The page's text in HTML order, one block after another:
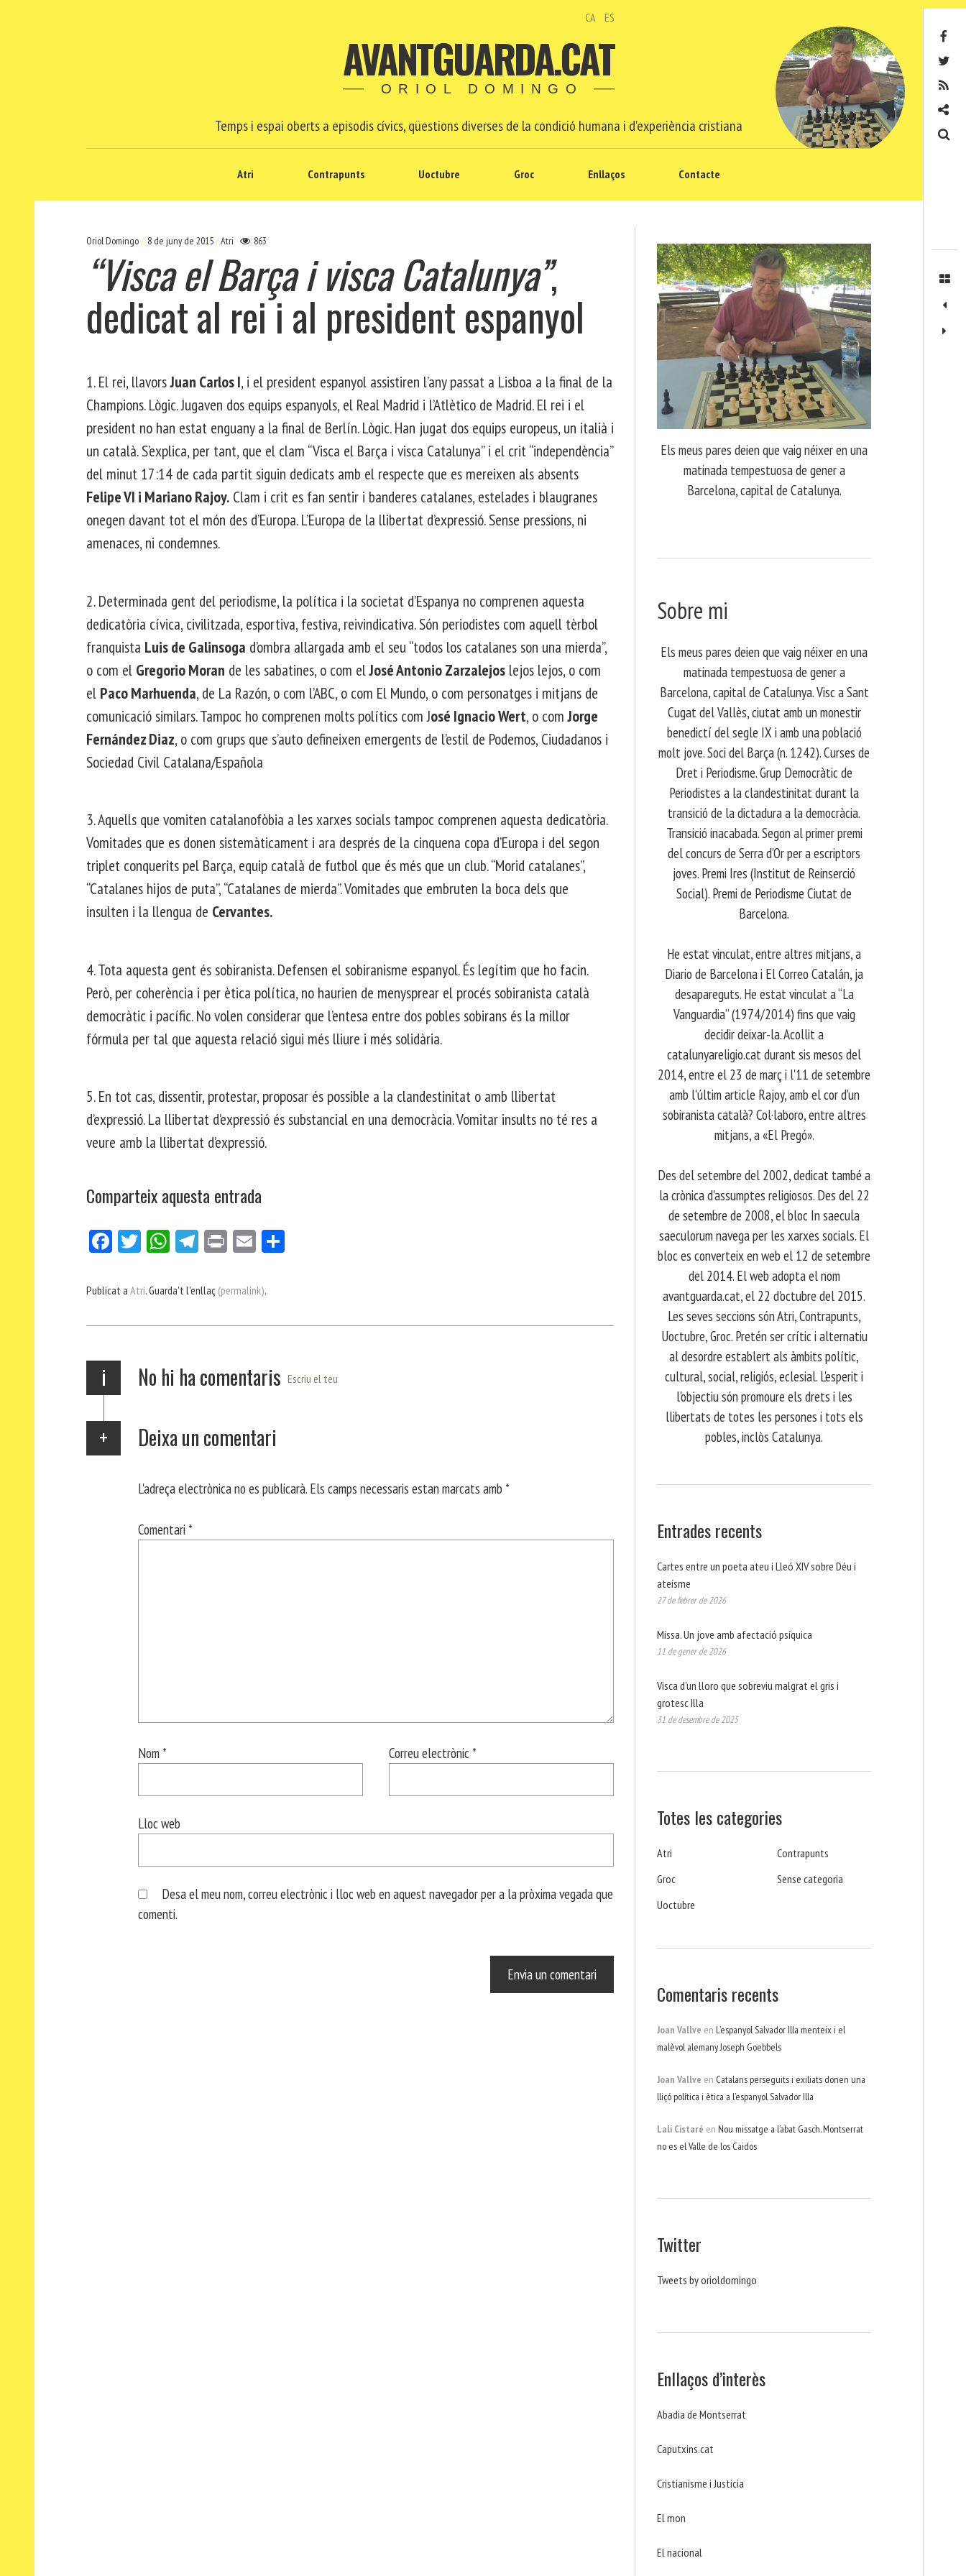
CA ES
AVANTGUARDA.CAT
ORIOL DOMINGO
Temps i espai oberts a episodis cívics, qüestions diverses de la condició humana i d'experiència cristiana
Atri Contrapunts Uoctubre Groc Enllaços Contacte
Oriol Domingo 8 de juny de 2015 Atri 863
“Visca el Barça i visca Catalunya”,
dedicat al rei i al president espanyol
1. El rei, llavorsJuan Carlos I, i el president espanyol assistiren l’any passat a Lisboa a la final de la
Champions. Lògic. Jugaven dos equips espanyols, el Real Madrid i l’Atlètico de Madrid. El rei i el
president no han estat enguany a la final de Berlín. Lògic. Han jugat dos equips europeus, un italià i
un català. S’explica, per tant, que el clam “Visca el Barça i visca Catalunya” i el crit “independència”
del minut 17:14 de cada partit siguin dedicats amb el respecte que es mereixen als absents
Felipe VI i Mariano Rajoy. Clam i crit es fan sentir i banderes catalanes, estelades i blaugranes
onegen davant tot el món des d’Europa. L’Europa de la llibertat d’expressió. Sense pressions, ni
amenaces, ni condemnes.
2. Determinada gent del periodisme, la política i la societat d’Espanya no comprenen aquesta
dedicatòria cívica, civilitzada, esportiva, festiva, reivindicativa. Són periodistes com aquell tèrbol
franquista Luis de Galinsoga d’ombra allargada amb el seu “todos los catalanes son una mierda”,
o com el Gregorio Moran de les sabatines, o com elJosé Antonio Zarzalejos lejos lejos, o com
el Paco Marhuenda, de La Razón, o com l’ABC, o com El Mundo, o com personatges i mitjans de
comunicació similars. Tampoc ho comprenen molts polítics com José Ignacio Wert, o comJorge
Fernández Diaz, o com grups que s’auto defineixen emergents de l’estil de Podemos, Ciudadanos i
Sociedad Civil Catalana/Española
3. Aquells que vomiten catalanofòbia a les xarxes socials tampoc comprenen aquesta dedicatòria.
Vomitades que es donen sistemàticament i ara després de la cinquena copa d’Europa i del segon
triplet conquerits pel Barça, equip català de futbol que és més que un club. “Morid catalanes”,
“Catalanes hijos de puta”, “Catalanes de mierda”. Vomitades que embruten la boca dels que
insulten i la llengua de Cervantes.
4. Tota aquesta gent és sobiranista. Defensen el sobiranisme espanyol. És legítim que ho facin.
Però, per coherència i per ètica política, no haurien de menysprear el procés sobiranista català
democràtic i pacífic. No volen considerar que l’entesa entre dos pobles sobirans és la millor
fórmula per tal que aquesta relació sigui més lliure i més solidària.
5. En tot cas, dissentir, protestar, proposar és possible a la clandestinitat o amb llibertat
d’expressió. La llibertat d’expressió és substancial en una democràcia. Vomitar insults no té res a
veure amb la llibertat d’expressió.
Comparteix aquesta entrada
Fa
bo
Tw
er
W
ts
p
Te
gr
m
Pri E
ail
ei
Publicat a Atri. Guarda't l'enllaç (permalink).
i No hi ha comentaris Escriu el teu
Deixa un comentari
L'adreça electrònica no es publicarà. Els camps necessaris estan marcats amb *
Comentari *
Nom * Correu electrònic *
Lloc web
Desa el meu nom, correu electrònic i lloc web en aquest navegador per a la pròxima vegada que
comenti.
Els meus pares deien que vaig néixer en una
matinada tempestuosa de gener a
Barcelona, capital de Catalunya.
Sobre mi
Els meus pares deien que vaig néixer en una
matinada tempestuosa de gener a
Barcelona, capital de Catalunya. Visc a Sant
Cugat del Vallès, ciutat amb un monestir
benedictí del segle IX i amb una població
molt jove. Soci del Barça (n. 1242). Curses de
Dret i Periodisme. Grup Democràtic de
Periodistes a la clandestinitat durant la
transició de la dictadura a la democràcia.
Transició inacabada. Segon al primer premi
del concurs de Serra d’Or per a escriptors
joves. Premi Ires (Institut de Reinserció
Social). Premi de Periodisme Ciutat de
Barcelona.
​ He estat vinculat, entre altres mitjans, a
Diario de Barcelona i El Correo Catalán, ja
desapareguts. He estat vinculat a “La
Vanguardia” (1974/2014) fins que vaig
decidir deixar-la. Acollit a
catalunyareligio.cat durant sis mesos del
2014, entre el 23 de març i l'11 de setembre
amb l'últim article Rajoy, amb el cor d'un
sobiranista català? Col·laboro, entre altres
mitjans, a «El Pregó».
​ Des del setembre del 2002, dedicat també a
la crònica d'assumptes religiosos. Des del 22
de setembre de 2008, el bloc In saecula
saeculorum navega per les xarxes socials. El
bloc es converteix en web el 12 de setembre
del 2014. El web adopta el nom
avantguarda.cat, el 22 d'octubre del 2015.
Les seves seccions són Atri, Contrapunts,
Uoctubre, Groc. Pretén ser crític i alternatiu
al desordre establert als àmbits polític,
cultural, social, religiós, eclesial. L'esperit i
l'objectiu són promoure els drets i les
llibertats de totes les persones i tots els
pobles, inclòs Catalunya.
Entrades recents
Cartes entre un poeta ateu i Lleó XIV sobre Déu i
ateísme
27 de febrer de 2026
Missa. Un jove amb afectació psíquica
11 de gener de 2026
Visca d’un lloro que sobreviu malgrat el gris i
grotesc Illa
31 de desembre de 2025
Totes les categories
Atri
Contrapunts
Groc
Sense categoria
Uoctubre
Comentaris recents
Joan Vallve en L’espanyol Salvador Illa menteix i el
malèvol alemany Joseph Goebbels
Joan Vallve en Catalans perseguits i exiliats donen una
lliçó política i ètica a l’espanyol Salvador Illa
Lali Cistaré en Nou missatge a l’abat Gasch. Montserrat
no es el Valle de los Caidos
Twitter
Tweets by orioldomingo
Enllaços d’interès
Abadia de Montserrat
Caputxins.cat
Cristianisme i Justicia
El mon
El nacional
Contacte